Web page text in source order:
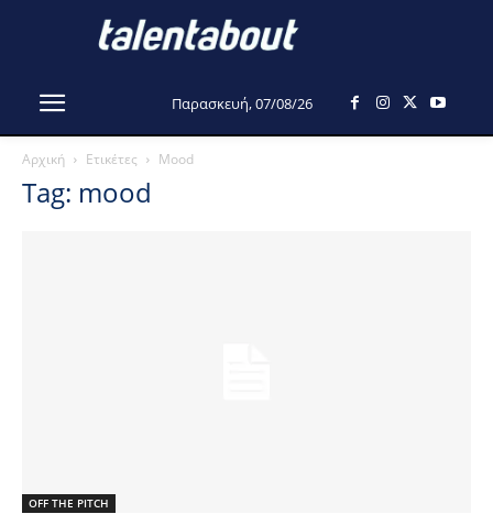
Παρασκευή, 07/08/26
Αρχική Ετικέτες Mood
Tag: mood
OFF THE PITCH